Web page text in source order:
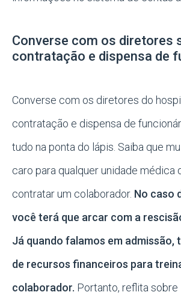
Converse com os diretores
contratação e dispensa de
Converse com os diretores do
contratação e dispensa de
tudo na ponta do lápis. Saiba que
caro para qualquer unidade médica
contratar um colaborador. No caso
você terá que arcar com a
Já quando falamos em admissão,
de recursos financeiros para
colaborador. Portanto, reflita sobre